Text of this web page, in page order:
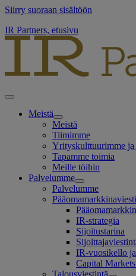
Siirry suoraan sisältöön
IR Partners, etusivu
Meistä
Meistä
Tiimimme
Yrityskulttuurimme ja
Tapamme toimia
Meille töihin
Palvelumme
Palvelumme
IR-strategia
Sijoitustarina
IR-vuosikello
Capital